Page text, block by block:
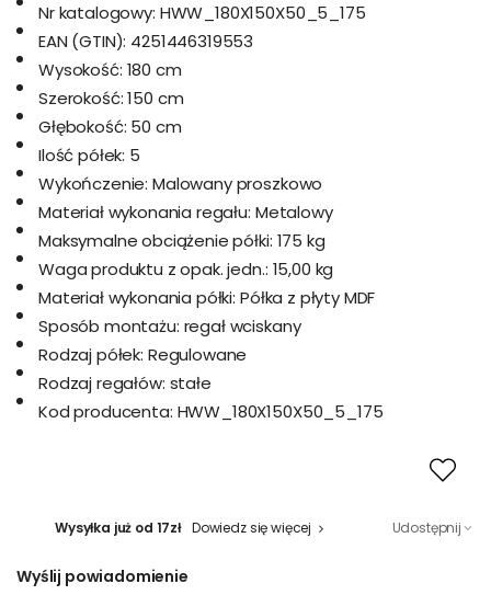
Nr katalogowy: HWW_180X150X50_5_175
EAN (GTIN): 4251446319553
Wysokość: 180 cm
Szerokość: 150 cm
Głębokość: 50 cm
Ilość półek: 5
Wykończenie: Malowany proszkowo
Materiał wykonania regału: Metalowy
Maksymalne obciążenie półki: 175 kg
Waga produktu z opak. jedn.: 15,00 kg
Materiał wykonania półki: Półka z płyty MDF
Sposób montażu: regał wciskany
Rodzaj półek: Regulowane
Rodzaj regałów: stałe
Kod producenta: HWW_180X150X50_5_175
Wysyłka już od 17zł Dowiedz się więcej Udostępnij
Wyślij powiadomienie